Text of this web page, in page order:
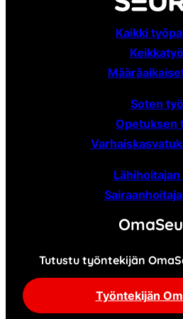
Kaikki
Soten
Opetuksen
Tutustu työntekijän
Työntekijän